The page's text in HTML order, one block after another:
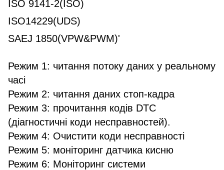
ISO 9141-2(ISO)
ISO14229(UDS)
SAEJ 1850(VPW&PWM)'
Режим 1: читання потоку даних у реальному
часі
Режим 2: читання даних стоп-кадра
Режим 3: прочитання кодів DTC
(діагностичні коди несправностей).
Режим 4: Очистити коди несправності
Режим 5: моніторинг датчика кисню
Режим 6: Моніторинг системи